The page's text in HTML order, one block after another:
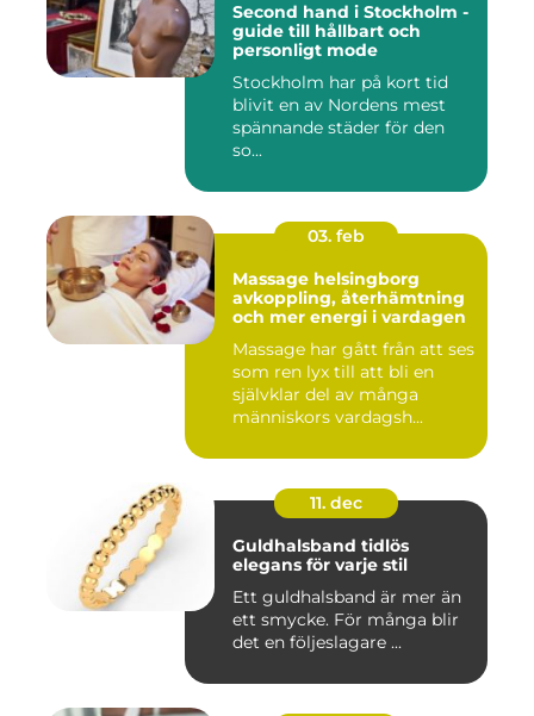
Second hand i Stockholm -
guide till hållbart och
personligt mode
Stockholm har på kort tid
blivit en av Nordens mest
spännande städer för den
so...
03. feb
Massage helsingborg
avkoppling, återhämtning
och mer energi i vardagen
Massage har gått från att ses
som ren lyx till att bli en
självklar del av många
människors vardagsh...
11. dec
Guldhalsband tidlös
elegans för varje stil
Ett guldhalsband är mer än
ett smycke. För många blir
det en följeslagare ...